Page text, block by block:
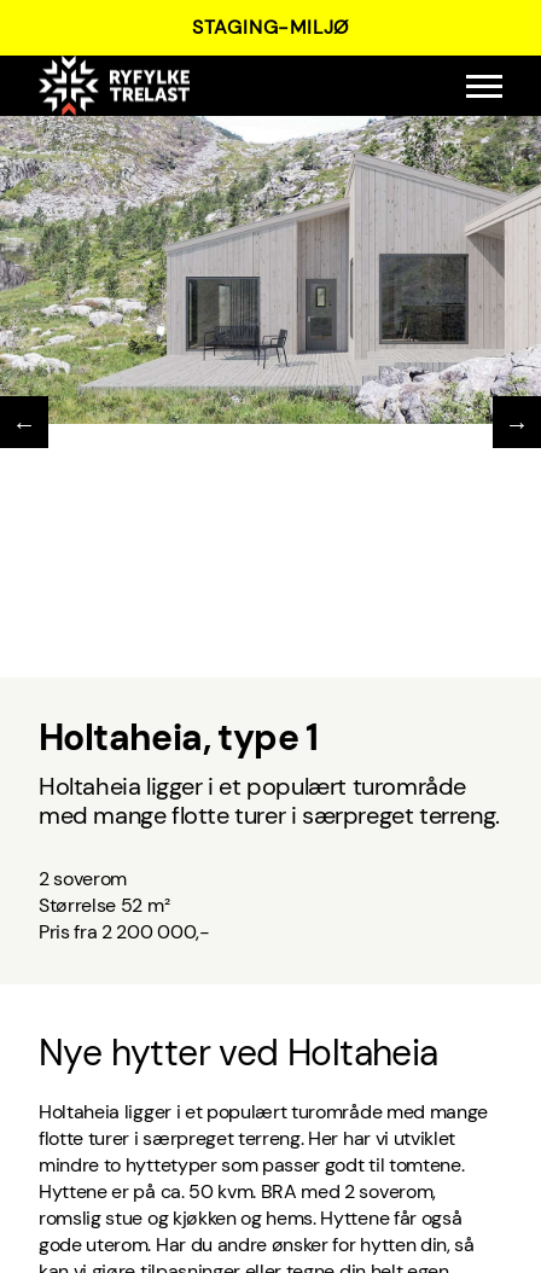
MAIN
CONTENT
STAGING-MILJØ
← →
Holtaheia, type 1
Holtaheia ligger i et populært turområde
med mange flotte turer i særpreget terreng.
2 soverom
Størrelse 52 m²
Pris fra 2 200 000,-
Nye hytter ved Holtaheia
Holtaheia ligger i et populært turområde med mange
flotte turer i særpreget terreng. Her har vi utviklet
mindre to hyttetyper som passer godt til tomtene.
Hyttene er på ca. 50 kvm. BRA med 2 soverom,
romslig stue og kjøkken og hems. Hyttene får også
gode uterom. Har du andre ønsker for hytten din, så